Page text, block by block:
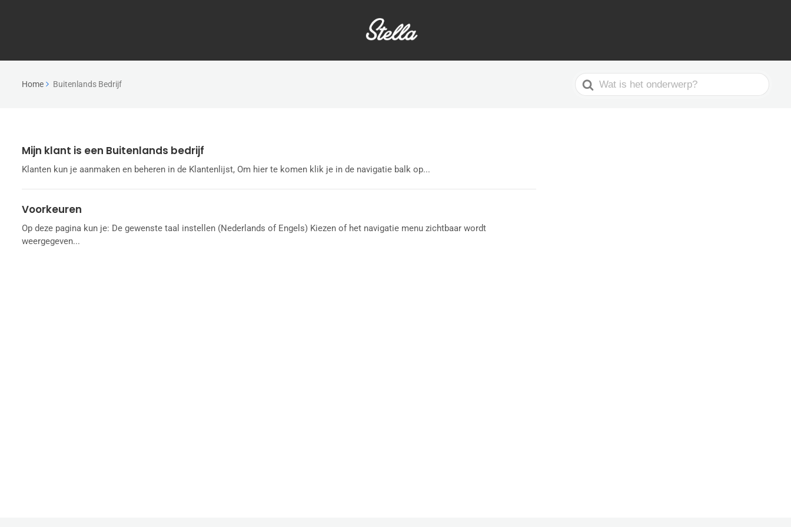
Home Buitenlands Bedrijf
Search
For
Mijn klant is een Buitenlands bedrijf
Klanten kun je aanmaken en beheren in de Klantenlijst, Om hier te komen klik je in de navigatie balk op...
Voorkeuren
Op deze pagina kun je: De gewenste taal instellen (Nederlands of Engels) Kiezen of het navigatie menu zichtbaar wordt
weergegeven...